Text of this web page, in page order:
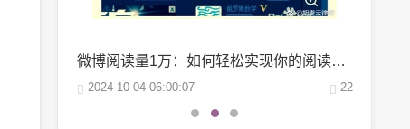
微博阅读量1万：如何轻松实现你的阅读量突破？
2024-10-04 06:00:07 22